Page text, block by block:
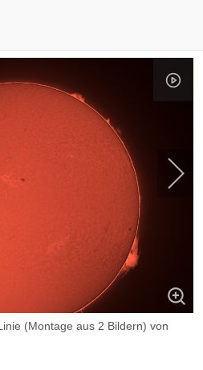
(Montage aus 2 Bildern) von